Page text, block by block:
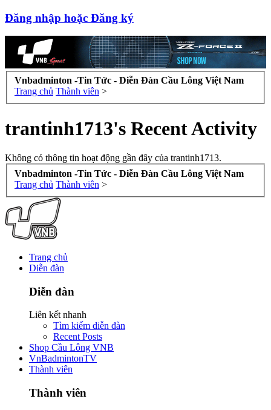
Đăng nhập hoặc Đăng ký
Vnbadminton -Tin Tức - Diễn Đàn Cầu Lông Việt Nam
Trang chủ Thành viên >
trantinh1713's Recent Activity
Không có thông tin hoạt động gần đây của trantinh1713.
Vnbadminton -Tin Tức - Diễn Đàn Cầu Lông Việt Nam
Trang chủ Thành viên >
Trang chủ
Diễn đàn
Diễn đàn
Liên kết nhanh
Tìm kiếm diễn đàn
Recent Posts
Shop Cầu Lông VNB
VnBadmintonTV
Thành viên
Thành viên